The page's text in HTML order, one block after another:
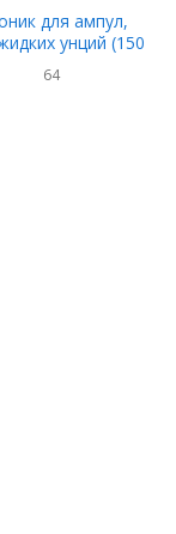
для ампул,
унций (150
64